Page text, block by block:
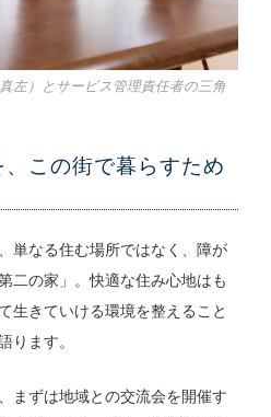
左）とサービス管理責任者の三角
この街で暮らすため
単なる住む場所ではなく、障が
二の家」。快適な住み心地はも
生きていける環境を整えること
ります。
まずは地域との交流会を開催す